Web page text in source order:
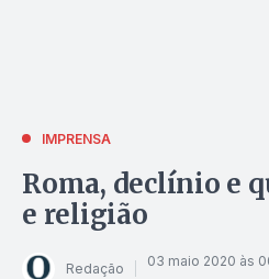
IMPRENSA
Roma, declínio e
e religião
Redação 03 maio 2020 às